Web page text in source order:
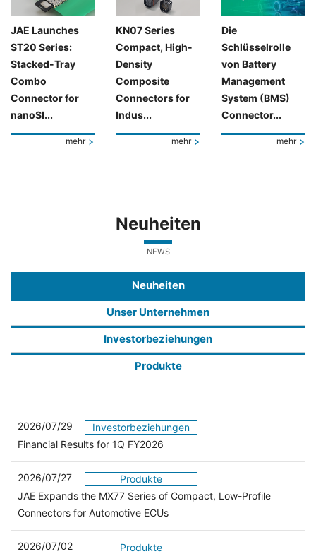
JAE Launches
ST20 Series:
Stacked-Tray
Combo
Connector for
nanoSI...
mehr
KN07 Series
Compact, High-
Density
Composite
Connectors for
Indus...
mehr
Die
Schlüsselrolle
von Battery
Management
System (BMS)
Connector...
mehr
Neuheiten
NEWS
Neuheiten
Unser Unternehmen
Investorbeziehungen
Produkte
2026/07/29
Investorbeziehungen
Financial Results for 1Q FY2026
2026/07/27
Produkte
JAE Expands the MX77 Series of Compact, Low-Profile
Connectors for Automotive ECUs
2026/07/02
Produkte